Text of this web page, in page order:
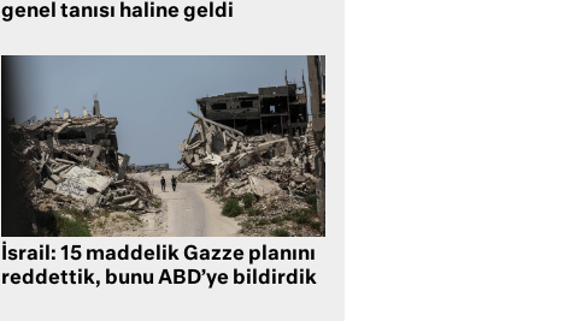
genel tanısı haline geldi
İsrail: 15 maddelik Gazze planını
reddettik, bunu ABD’ye bildirdik